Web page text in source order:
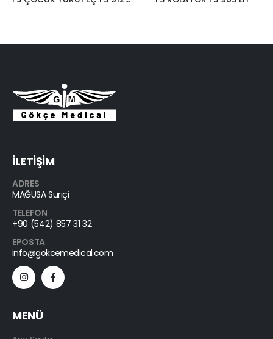
İLETİŞİM
ADRES
MAĞUSA Suriçi
TELEFON
+90 (542) 857 31 32
EPOSTA
info@gokcemedical.com
MENÜ